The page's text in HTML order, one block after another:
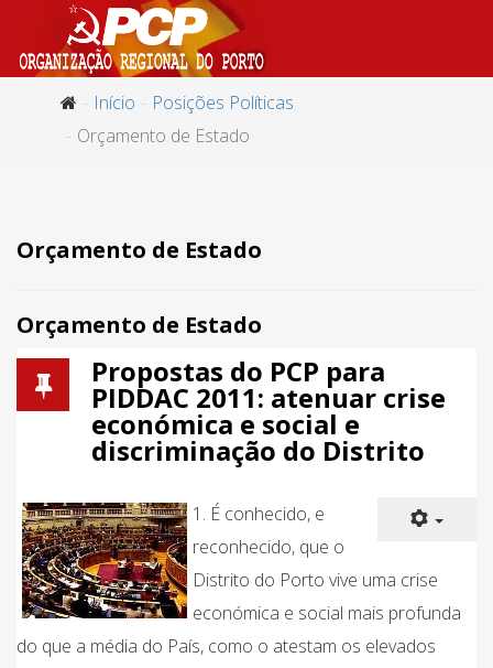
Início
Posições Políticas
Orçamento de Estado
Orçamento de Estado
Orçamento de Estado
Propostas do PCP para
PIDDAC 2011: atenuar crise
económica e social e
discriminação do Distrito
1. É conhecido, e
reconhecido, que o
Distrito do Porto vive uma crise
económica e social mais profunda
do que a média do País, como o atestam os elevados